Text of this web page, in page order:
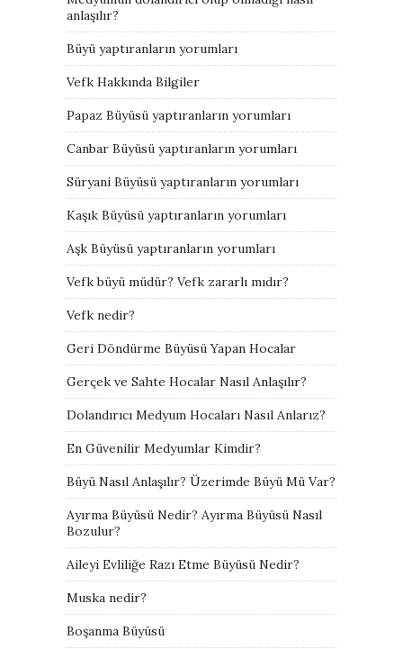
anlaşılır?
Büyü yaptıranların yorumları
Vefk Hakkında Bilgiler
Papaz Büyüsü yaptıranların yorumları
Canbar Büyüsü yaptıranların yorumları
Süryani Büyüsü yaptıranların yorumları
Kaşık Büyüsü yaptıranların yorumları
Aşk Büyüsü yaptıranların yorumları
Vefk büyü müdür? Vefk zararlı mıdır?
Vefk nedir?
Geri Döndürme Büyüsü Yapan Hocalar
Gerçek ve Sahte Hocalar Nasıl Anlaşılır?
Dolandırıcı Medyum Hocaları Nasıl Anlarız?
En Güvenilir Medyumlar Kimdir?
Büyü Nasıl Anlaşılır? Üzerimde Büyü Mü Var?
Ayırma Büyüsü Nedir? Ayırma Büyüsü Nasıl
Bozulur?
Aileyi Evliliğe Razı Etme Büyüsü Nedir?
Muska nedir?
Boşanma Büyüsü